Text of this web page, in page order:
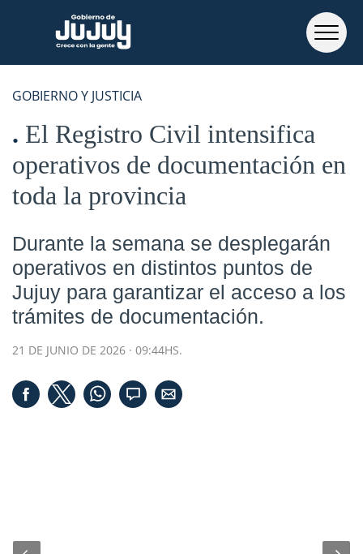
GOBIERNO Y JUSTICIA
El Registro Civil intensifica
operativos de documentación en
toda la provincia
Durante la semana se desplegarán
operativos en distintos puntos de
Jujuy para garantizar el acceso a los
trámites de documentación.
21 DE JUNIO DE 2026 · 09:44HS.